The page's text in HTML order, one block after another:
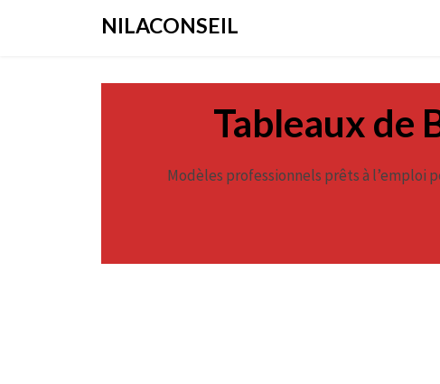
NILACONSEIL
Tableaux de
Modèles professionnels prêts à l’emploi